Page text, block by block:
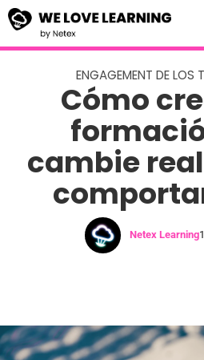
ENGAGEMENT DE LOS
Cómo
cambie
Netex Learning